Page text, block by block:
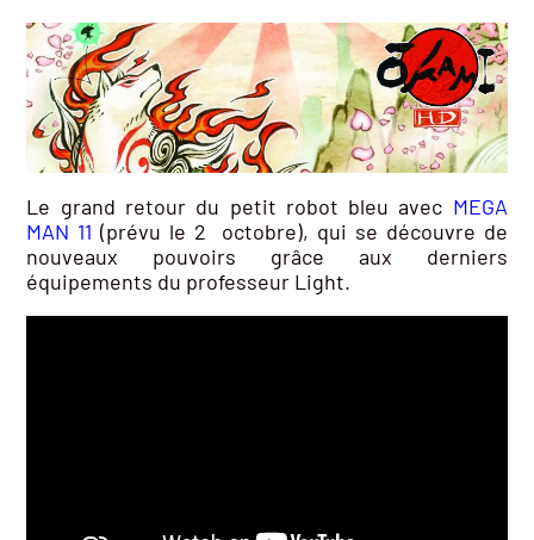
Le grand retour du petit robot bleu avec MEGA
MAN 11 (prévu le 2 octobre), qui se découvre de
nouveaux pouvoirs grâce aux derniers
équipements du professeur Light.